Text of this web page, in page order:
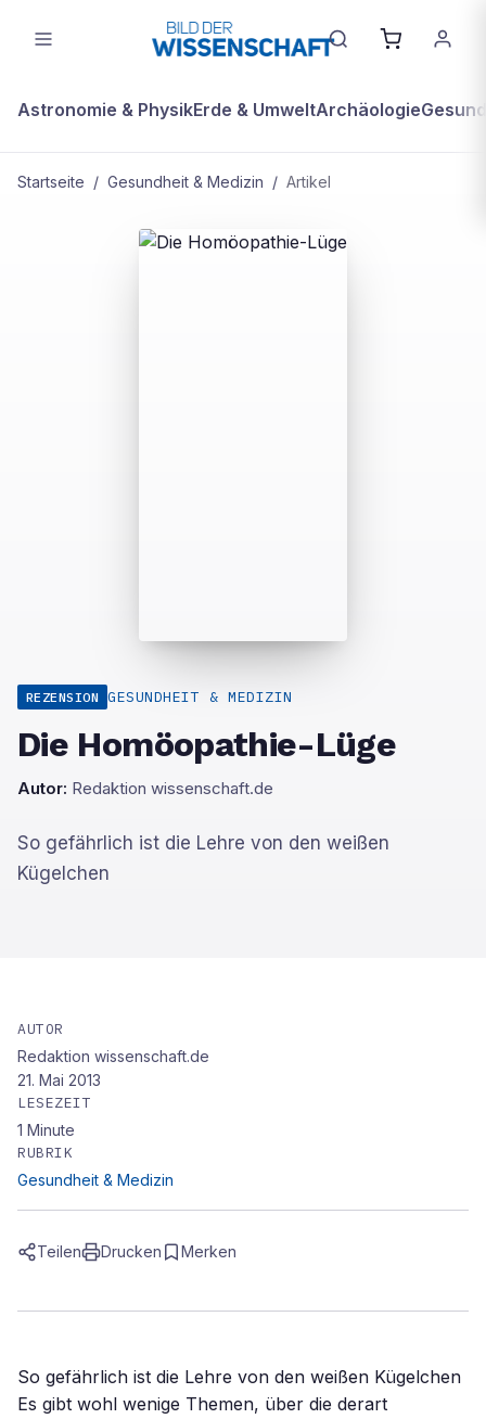
Astronomie & PhysikErde & UmweltArchäologie
Startseite / Gesundheit & Medizin / Artikel
REZENSION GESUNDHEIT & MEDIZIN
Die Homöopathie-Lüge
Autor: Redaktion wissenschaft.de
So gefährlich ist die Lehre von den weißen
Kügelchen
AUTOR
Redaktion wissenschaft.de
21. Mai 2013
LESEZEIT
1 Minute
RUBRIK
Gesundheit & Medizin
Teilen Drucken Merken
So gefährlich ist die Lehre von den weißen Kügelchen
Es gibt wohl wenige Themen, über die derart